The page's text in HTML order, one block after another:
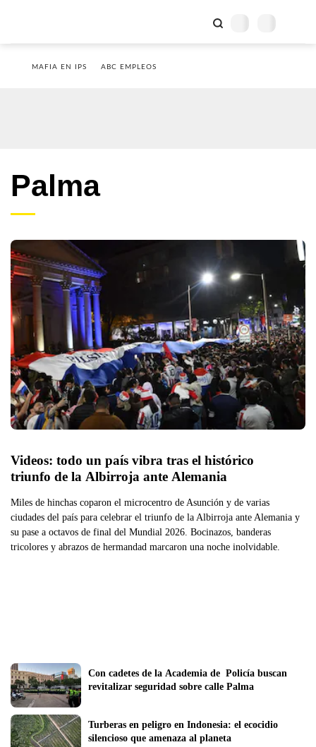
MAFIA EN IPS ABC EMPLEOS
Palma
Videos: todo un país vibra tras el histórico
triunfo de la Albirroja ante Alemania
Miles de hinchas coparon el microcentro de Asunción y de varias
ciudades del país para celebrar el triunfo de la Albirroja ante Alemania y
su pase a octavos de final del Mundial 2026. Bocinazos, banderas
tricolores y abrazos de hermandad marcaron una noche inolvidable.
Con cadetes de la Academia de  Policía buscan
Turberas en peligro en Indonesia: el ecocidio
silencioso que amenaza al planeta